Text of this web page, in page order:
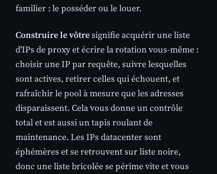
familier : le posséder ou le louer.
Construire le vôtresignifie acquérir une liste
d'IPs de proxy et écrire la rotation vous-même :
choisir une IP par requête, suivre lesquelles
sont actives, retirer celles qui échouent, et
rafraîchir le pool à mesure que les adresses
disparaissent. Cela vous donne un contrôle
total et est aussi un tapis roulant de
maintenance. Les IPs datacenter sont
éphémères et se retrouvent sur liste noire,
donc une liste bricolée se périme vite et vous